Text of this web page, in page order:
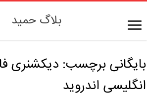
بلاگ حمید
بایگانی برچسب: دیکشنری
انگلیسی اندروید